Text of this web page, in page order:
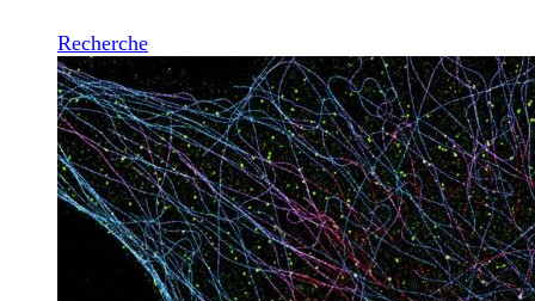
Recherche